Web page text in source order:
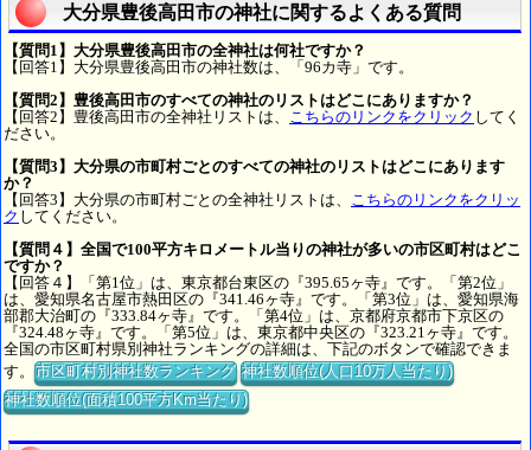
大分県豊後高田市の神社に関するよくある質問
【質問1】大分県豊後高田市の全神社は何社ですか？
【回答1】大分県豊後高田市の神社数は、「96カ寺」です。
【質問2】豊後高田市のすべての神社のリストはどこにありますか？
【回答2】豊後高田市の全神社リストは、
こちらのリンクをクリック してく
ださい。
【質問3】大分県の市町村ごとのすべての神社のリストはどこにあります
か？
【回答3】大分県の市町村ごとの全神社リストは、
こちらのリンクをクリッ
ク してください。
【質問４】全国で100平方キロメートル当りの神社が多いの市区町村はどこ
ですか？
【回答４】「第1位」は、東京都台東区の『395.65ヶ寺』です。「第2位」
は、愛知県名古屋市熱田区の『341.46ヶ寺』です。「第3位」は、愛知県海
部郡大治町の『333.84ヶ寺』です。「第4位」は、京都府京都市下京区の
『324.48ヶ寺』です。「第5位」は、東京都中央区の『323.21ヶ寺』です。
全国の市区町村県別神社ランキングの詳細は、下記のボタンで確認できま
す。市区町村別神社数ランキング 神社数順位(人口10万人当たり)
神社数順位(面積100平方Km当たり)